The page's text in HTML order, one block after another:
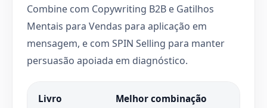
Combine com Copywriting B2B e Gatilhos
Mentais para Vendas para aplicação em
mensagem, e com SPIN Selling para manter
persuasão apoiada em diagnóstico.
Livro Melhor combinação